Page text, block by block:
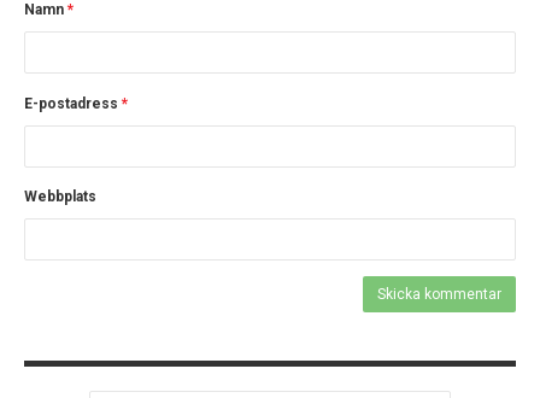
Namn *
E-postadress *
Webbplats